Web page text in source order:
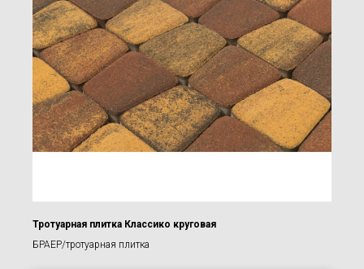
Тротуарная плитка Классико круговая
БРАЕР/тротуарная плитка